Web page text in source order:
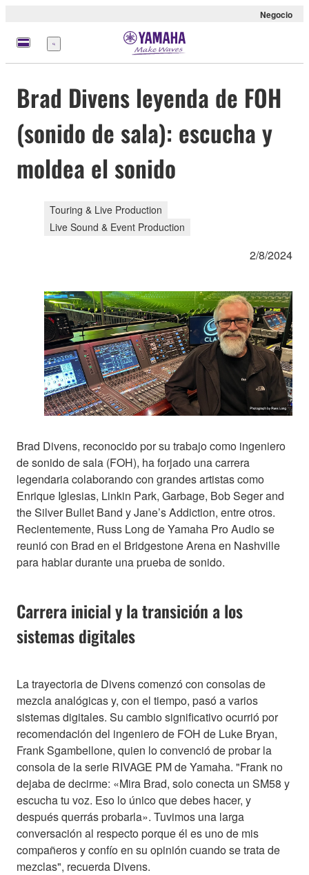
Negocio
Menú
Brad Divens leyenda de FOH
(sonido de sala): escucha y
moldea el sonido
Touring & Live Production
Live Sound & Event Production
2/8/2024
Brad Divens, reconocido por su trabajo como ingeniero
de sonido de sala (FOH), ha forjado una carrera
legendaria colaborando con grandes artistas como
Enrique Iglesias, Linkin Park, Garbage, Bob Seger and
the Silver Bullet Band y Jane’s Addiction, entre otros.
Recientemente, Russ Long de Yamaha Pro Audio se
reunió con Brad en el Bridgestone Arena en Nashville
para hablar durante una prueba de sonido.
Carrera inicial y la transición a los
sistemas digitales
La trayectoria de Divens comenzó con consolas de
mezcla analógicas y, con el tiempo, pasó a varios
sistemas digitales. Su cambio significativo ocurrió por
recomendación del ingeniero de FOH de Luke Bryan,
Frank Sgambellone, quien lo convenció de probar la
consola de la serie RIVAGE PM de Yamaha. "Frank no
dejaba de decirme: «Mira Brad, solo conecta un SM58 y
escucha tu voz. Eso lo único que debes hacer, y
después querrás probarla». Tuvimos una larga
conversación al respecto porque él es uno de mis
compañeros y confío en su opinión cuando se trata de
mezclas", recuerda Divens.